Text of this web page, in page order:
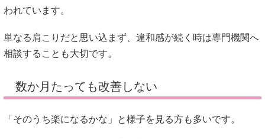
われています。
単なる肩こりだと思い込まず、違和感が続く時は専門機関へ
相談することも大切です。
数か月たっても改善しない
「そのうち楽になるかな」と様子を見る方も多いです。